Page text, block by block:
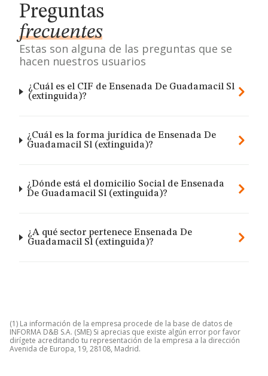
Preguntas
frecuentes
Estas son alguna de las preguntas que se
hacen nuestros usuarios
¿Cuál es el CIF de Ensenada De Guadamacil Sl
(extinguida)?
¿Cuál es la forma jurídica de Ensenada De
Guadamacil Sl (extinguida)?
¿Dónde está el domicilio Social de Ensenada
De Guadamacil Sl (extinguida)?
¿A qué sector pertenece Ensenada De
Guadamacil Sl (extinguida)?
(1) La información de la empresa procede de la base de datos de
INFORMA D&B S.A. (SME) Si aprecias que existe algún error por favor
dirígete acreditando tu representación de la empresa a la dirección
Avenida de Europa, 19, 28108, Madrid.